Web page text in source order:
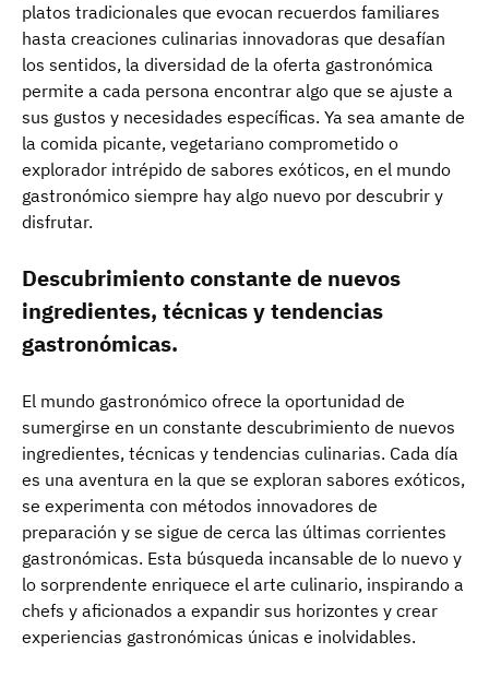
platos tradicionales que evocan recuerdos familiares
hasta creaciones culinarias innovadoras que desafían
los sentidos, la diversidad de la oferta gastronómica
permite a cada persona encontrar algo que se ajuste a
sus gustos y necesidades específicas. Ya sea amante de
la comida picante, vegetariano comprometido o
explorador intrépido de sabores exóticos, en el mundo
gastronómico siempre hay algo nuevo por descubrir y
disfrutar.
Descubrimiento constante de nuevos
ingredientes, técnicas y tendencias
gastronómicas.
El mundo gastronómico ofrece la oportunidad de
sumergirse en un constante descubrimiento de nuevos
ingredientes, técnicas y tendencias culinarias. Cada día
es una aventura en la que se exploran sabores exóticos,
se experimenta con métodos innovadores de
preparación y se sigue de cerca las últimas corrientes
gastronómicas. Esta búsqueda incansable de lo nuevo y
lo sorprendente enriquece el arte culinario, inspirando a
chefs y aficionados a expandir sus horizontes y crear
experiencias gastronómicas únicas e inolvidables.